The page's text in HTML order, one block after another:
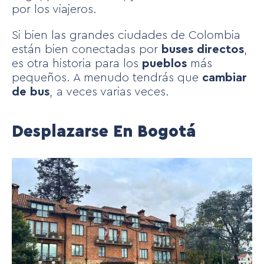
por los viajeros.
Si bien las grandes ciudades de Colombia
están bien conectadas por buses directos
es otra historia para los pueblos más
pequeños. A menudo tendrás que cambiar
de bus , a veces varias veces.
Desplazarse En Bogotá